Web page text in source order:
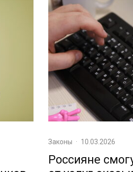
Законы · 10.03.2026
Россияне